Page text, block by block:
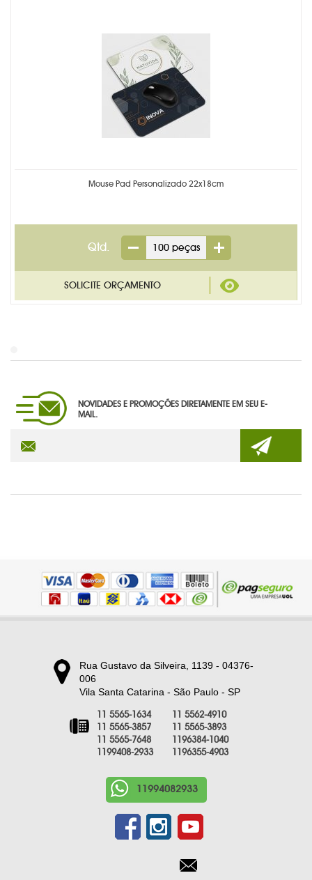
Mouse Pad Personalizado 22x18cm
Qtd.
NOVIDADES E PROMOÇÕES DIRETAMENTE EM SEU E-
MAIL.
Rua Gustavo da Silveira, 1139 - 04376-
006
Vila Santa Catarina - São Paulo - SP
11 5565-1634
11 5562-4910
11 5565-3857
11 5565-3893
11 5565-7648
1196384-1040
1199408-2933
1196355-4903
11994082933